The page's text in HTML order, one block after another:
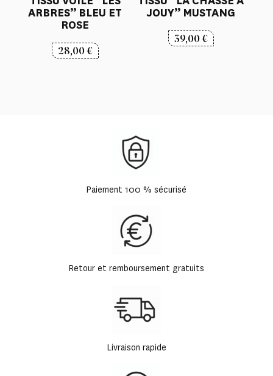
ARBRES” BLEU ET
ROSE
28,00€
JOUY” MUSTANG
39,00€
Paiement 100 % sécurisé
Retour et remboursement gratuits
Livraison rapide